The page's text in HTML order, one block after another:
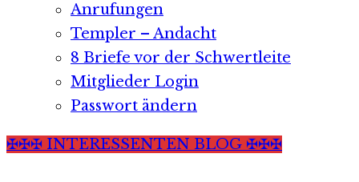
Anrufungen
Templer – Andacht
8 Briefe vor der Schwertleite
Mitglieder Login
Passwort ändern
✠✠✠ INTERESSENTEN BLOG ✠✠✠